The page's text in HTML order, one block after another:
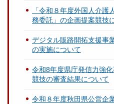
「令和８年度外国人介
務委託」の企画提案競技
デジタル販路開拓支援事
の実施について
令和8年度県庁発信力強
競技の審査結果について
令和８年度秋田県公営企